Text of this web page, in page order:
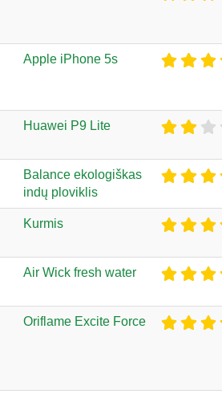
Apple iPhone 5s
Huawei P9 Lite
Balance ekologiškas
indų ploviklis
Kurmis
Air Wick fresh water
Oriflame Excite Force